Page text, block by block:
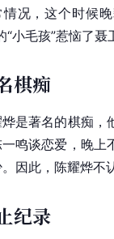
情况，这个时候
“小毛孩”惹恼了
棋痴
烨是著名的棋痴，
鸣谈恋爱，晚上
因此，陈耀烨不
纪录